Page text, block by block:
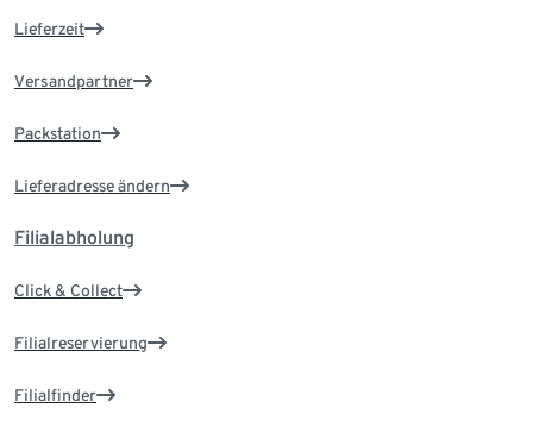
Lieferzeit
Versandpartner
Packstation
Lieferadresse ändern
Filialabholung
Click & Collect
Filialreservierung
Filialfinder